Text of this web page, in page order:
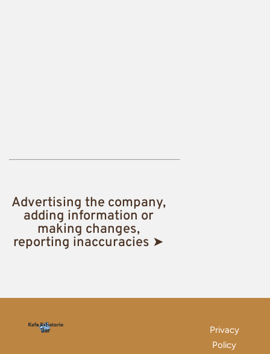
Advertising the company,
adding information or
making changes,
reporting inaccuracies ➤
Privacy
Policy